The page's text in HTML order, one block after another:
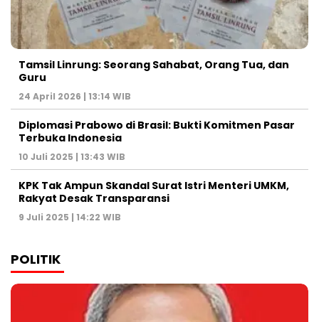
Tamsil Linrung: Seorang Sahabat, Orang Tua, dan
Guru
24 April 2026 | 13:14 WIB
Diplomasi Prabowo di Brasil: Bukti Komitmen Pasar
Terbuka Indonesia
10 Juli 2025 | 13:43 WIB
KPK Tak Ampun Skandal Surat Istri Menteri UMKM,
Rakyat Desak Transparansi
9 Juli 2025 | 14:22 WIB
POLITIK